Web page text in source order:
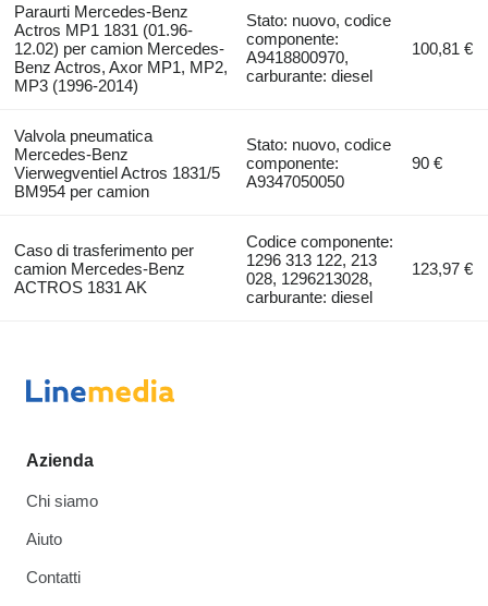
Paraurti Mercedes-Benz
Actros MP1 1831 (01.96-
12.02) per camion Mercedes-
Benz Actros, Axor MP1, MP2,
MP3 (1996-2014)
Stato: nuovo, codice
componente:
A9418800970,
carburante: diesel
100,81 €
Valvola pneumatica
Mercedes-Benz
Vierwegventiel Actros 1831/5
BM954 per camion
Stato: nuovo, codice
componente:
A9347050050
90 €
Caso di trasferimento per
camion Mercedes-Benz
ACTROS 1831 AK
Codice componente:
1296 313 122, 213
028, 1296213028,
carburante: diesel
123,97 €
Azienda
Chi siamo
Aiuto
Contatti